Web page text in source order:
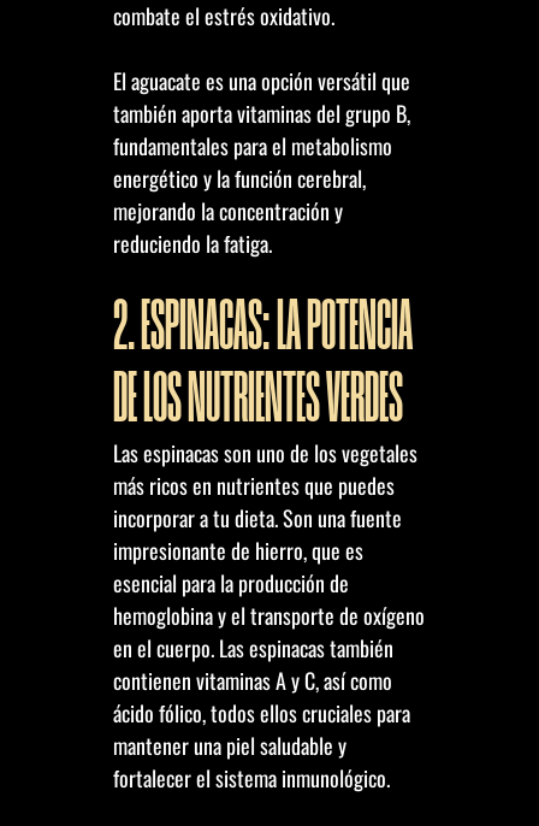
combate el estrés oxidativo.
El aguacate es una opción versátil que
también aporta vitaminas del grupo B,
fundamentales para el metabolismo
energético y la función cerebral,
mejorando la concentración y
reduciendo la fatiga.
2. ESPINACAS: LA POTENCIA
DE LOS NUTRIENTES VERDES
Las espinacas son uno de los vegetales
más ricos en nutrientes que puedes
incorporar a tu dieta. Son una fuente
impresionante de hierro, que es
esencial para la producción de
hemoglobina y el transporte de oxígeno
en el cuerpo. Las espinacas también
contienen vitaminas A y C, así como
ácido fólico, todos ellos cruciales para
mantener una piel saludable y
fortalecer el sistema inmunológico.